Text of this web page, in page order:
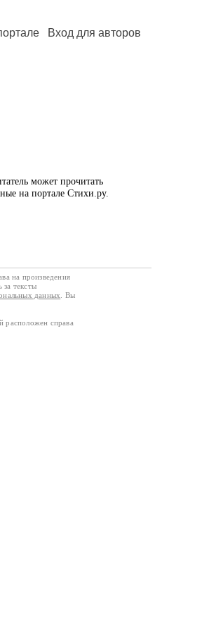
Вход для авторов
может прочитать
на портале Стихи.ру.
на произведения
за тексты
данных
. Вы
расположен справа